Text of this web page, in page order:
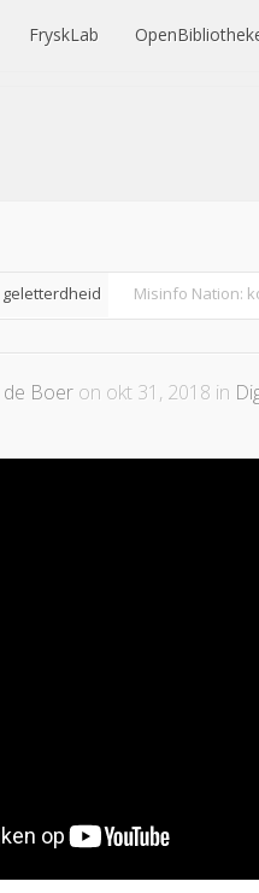
FryskLab
Misinfo Nation:
de Boer on okt 31, 2018 in